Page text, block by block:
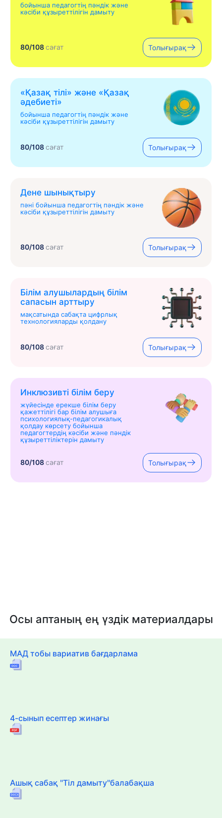
бойынша педагогтің пәндік және
кәсіби құзыреттілігін дамыту
80/108сағат Толығырақ
«Қазақ тілі» жəне «Қазақ
əдебиеті»
бойынша педагогтің пәндік және
кәсіби құзыреттілігін дамыту
80/108сағат Толығырақ
Дене шынықтыру
пәні бойынша педагогтің пәндік және
кәсіби құзыреттілігін дамыту
80/108сағат Толығырақ
Білім алушылардың білім
сапасын арттыру
мақсатында сабақта цифрлық
технологияларды қолдану
80/108сағат Толығырақ
Инклюзивті білім беру
жүйесінде ерекше білім беру
қажеттілігі бар білім алушыға
психологиялық-педагогикалық
қолдау көрсету бойынша
педагогтердің кәсіби және пәндік
құзыреттіліктерін дамыту
80/108сағат Толығырақ
Осы аптаның ең үздік материалдары
МАД тобы вариатив бағдарлама
4-сынып есептер жинағы
Ашық сабақ "Тіл дамыту"балабақша